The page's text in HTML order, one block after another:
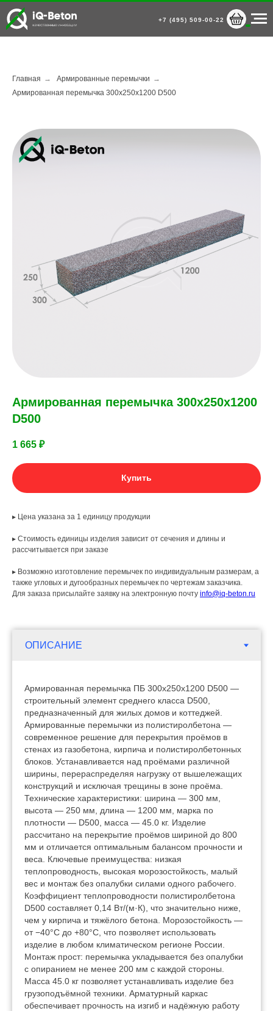
+7 (495) 509-00-22
Главная → Армированные перемычки →
Армированная перемычка 300х250х1200 D500
Армированная перемычка 300х250х1200
D500
1 665 ₽
Купить
▸ Цена указана за 1 единицу продукции
▸ Стоимость единицы изделия зависит от сечения и длины и
рассчитывается при заказе
▸ Возможно изготовление перемычек по индивидуальным размерам, а
также угловых и дугообразных перемычек по чертежам заказчика.
Для заказа присылайте заявку на электронную почту info@iq-beton.ru
Армированная перемычка ПБ 300х250х1200 D500 —
строительный элемент среднего класса D500,
предназначенный для жилых домов и коттеджей.
Армированные перемычки из полистиролбетона —
современное решение для перекрытия проёмов в
стенах из газобетона, кирпича и полистиролбетонных
блоков. Устанавливается над проёмами различной
ширины, перераспределяя нагрузку от вышележащих
конструкций и исключая трещины в зоне проёма.
Технические характеристики: ширина — 300 мм,
высота — 250 мм, длина — 1200 мм, марка по
плотности — D500, масса — 45.0 кг. Изделие
рассчитано на перекрытие проёмов шириной до 800
мм и отличается оптимальным балансом прочности и
веса. Ключевые преимущества: низкая
теплопроводность, высокая морозостойкость, малый
вес и монтаж без опалубки силами одного рабочего.
Коэффициент теплопроводности полистиролбетона
D500 составляет 0,14 Вт/(м·К), что значительно ниже,
чем у кирпича и тяжёлого бетона. Морозостойкость —
от −40°C до +80°C, что позволяет использовать
изделие в любом климатическом регионе России.
Монтаж прост: перемычка укладывается без опалубки
с опиранием не менее 200 мм с каждой стороны.
Масса 45.0 кг позволяет устанавливать изделие без
грузоподъёмной техники. Арматурный каркас
обеспечивает прочность на изгиб и надёжную работу